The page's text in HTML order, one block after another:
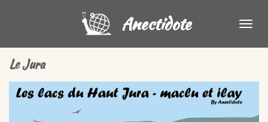
principal
Anectidote
Le Jura